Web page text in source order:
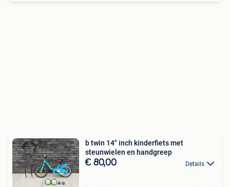
b twin 14" inch kinderfiets met
steunwielen en handgreep
€ 80,00 Details